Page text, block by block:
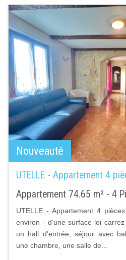
Nouveauté
UTELLE - Appartement 4
Appartement 74.65 m² - 4
UTELLE - Appartement 4
environ - d'une surface loi
un hall d'entrée, séjour avec
une chambre, une salle de...